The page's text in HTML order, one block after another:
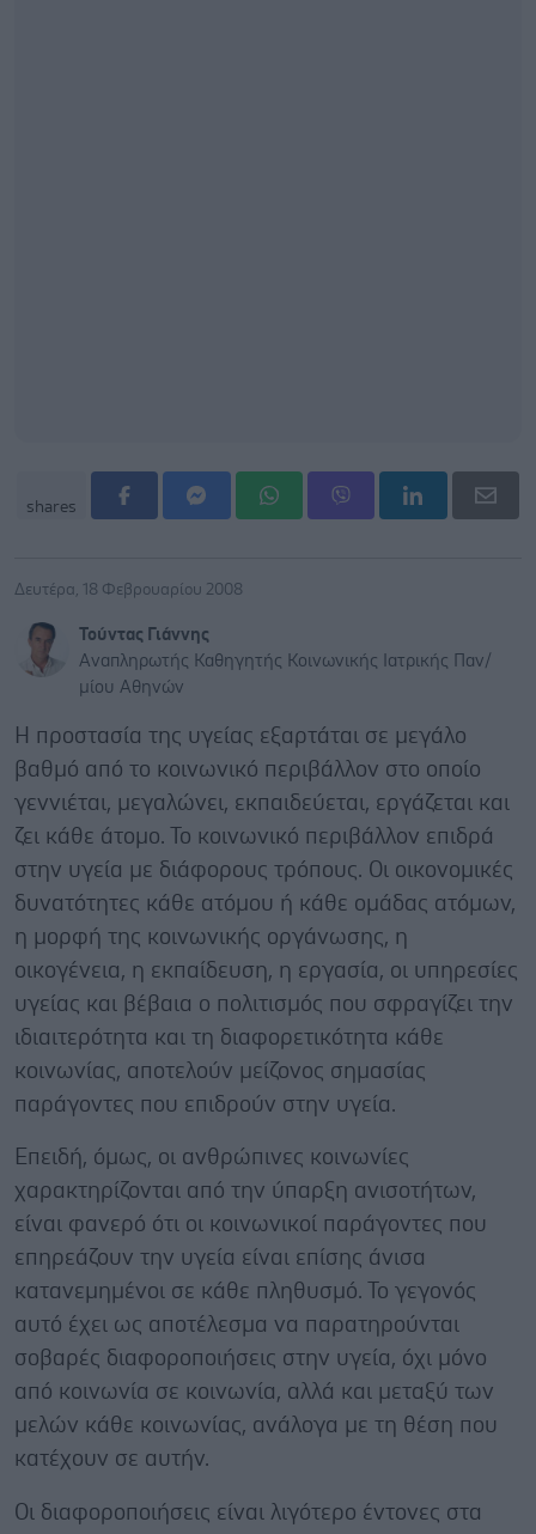
shares
Δευτέρα, 18 Φεβρουαρίου 2008
Τούντας Γιάννης
Αναπληρωτής Καθηγητής Κοινωνικής Ιατρικής Παν/
μίου Αθηνών
Η προστασία της υγείας εξαρτάται σε μεγάλο
βαθμό από το κοινωνικό περιβάλλον στο οποίο
γεννιέται, μεγαλώνει, εκπαιδεύεται, εργάζεται και
ζει κάθε άτομο. Το κοινωνικό περιβάλλον επιδρά
στην υγεία με διάφορους τρόπους. Οι οικονομικές
δυνατότητες κάθε ατόμου ή κάθε ομάδας ατόμων,
η μορφή της κοινωνικής οργάνωσης, η
οικογένεια, η εκπαίδευση, η εργασία, οι υπηρεσίες
υγείας και βέβαια ο πολιτισμός που σφραγίζει την
ιδιαιτερότητα και τη διαφορετικότητα κάθε
κοινωνίας, αποτελούν μείζονος σημασίας
παράγοντες που επιδρούν στην υγεία.
Επειδή, όμως, οι ανθρώπινες κοινωνίες
χαρακτηρίζονται από την ύπαρξη ανισοτήτων,
είναι φανερό ότι οι κοινωνικοί παράγοντες που
επηρεάζουν την υγεία είναι επίσης άνισα
κατανεμημένοι σε κάθε πληθυσμό. Το γεγονός
αυτό έχει ως αποτέλεσμα να παρατηρούνται
σοβαρές διαφοροποιήσεις στην υγεία, όχι μόνο
από κοινωνία σε κοινωνία, αλλά και μεταξύ των
μελών κάθε κοινωνίας, ανάλογα με τη θέση που
κατέχουν σε αυτήν.
Οι διαφοροποιήσεις είναι λιγότερο έντονες στα